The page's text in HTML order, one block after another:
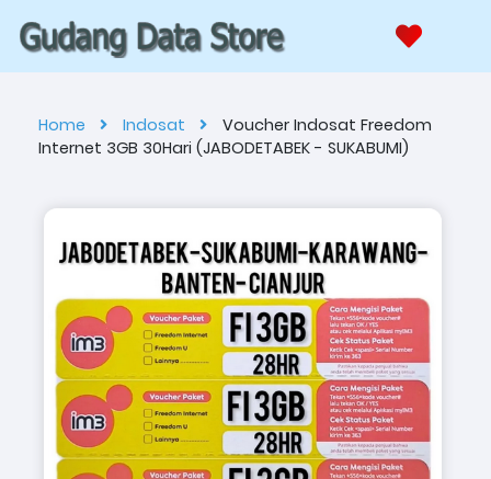
Home Indosat
Voucher Indosat Freedom
Internet 3GB 30Hari (JABODETABEK - SUKABUMI)